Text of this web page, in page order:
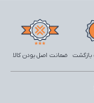
ضمانت اصل بودن کالا